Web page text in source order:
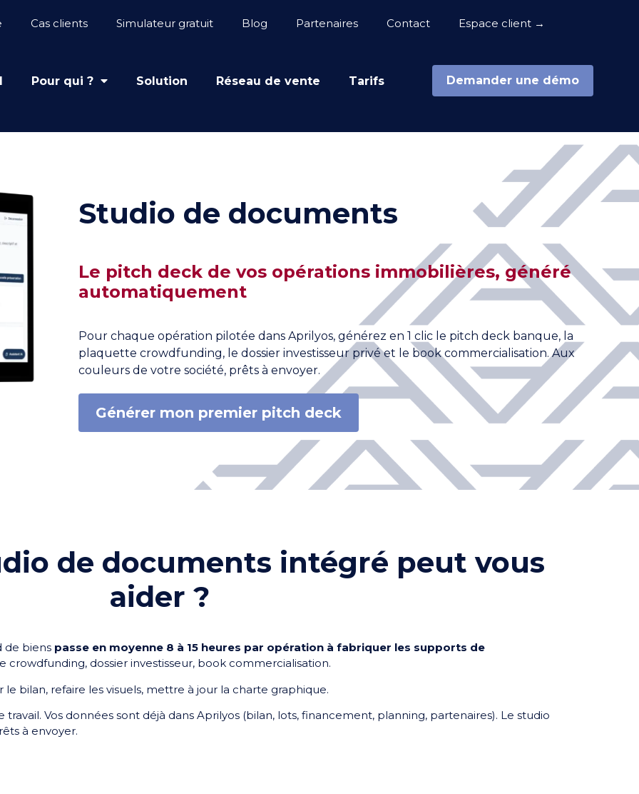
Cas clients Simulateur gratuit Blog Partenaires Contact Espace client →
Pour qui ? Solution Réseau de vente Tarifs Demander une démo
Studio de documents
Le pitch deck de vos opérations immobilières, généré
automatiquement
Pour chaque opération pilotée dans Aprilyos, générez en 1 clic le pitch deck banque, la
plaquette crowdfunding, le dossier investisseur privé et le book commercialisation. Aux
couleurs de votre société, prêts à envoyer.
Générer mon premier pitch deck
de documents intégré peut vous
aider ?
de biens passe en moyenne 8 à 15 heures par opération à fabriquer les supports de
dossier investisseur, book commercialisation.
bilan, refaire les visuels, mettre à jour la charte graphique.
travail. Vos données sont déjà dans Aprilyos (bilan, lots, financement, planning, partenaires). Le studio
à envoyer.